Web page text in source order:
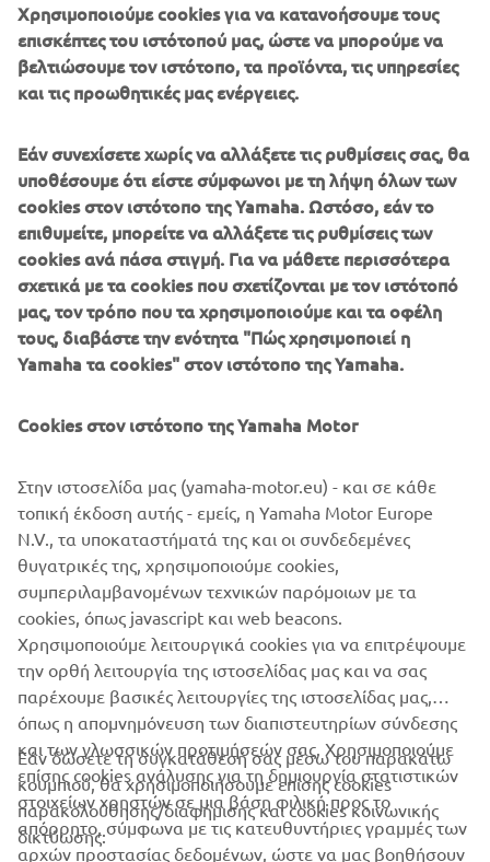
αποστάσεων, τα οποία είναι εμπνευσμένα από την
αληθινή εξερεύνηση. Κατασκευασμένα από αλουμίνιο
για αντοχή, αποδοτικότητα του βάρους και
ανθεκτικότητα, αυτά τα σκάφη έχουν σχεδιαστεί για να
συμβατικού χάρτη. Ο σχεδιασμός τους συνδυάζει την
στιβαρή συμπεριφορά στη θάλασσα με μια εκπληκτικά
φιλόξενη άνεση στο εσωτερικό. Απευθυνόμενα σε
λάτρεις της περιπέτειας, ζευγάρια που απολαμβάνουν το
σκάφος τους και ταξιδιώτες μεγάλων αποστάσεων, τα
γιοτ της Marco Polo εστιάζουν στην αντοχή και την
αυτονομία, καθώς και στις έξυπνες διατάξεις που έχουν
σχεδιαστεί για εβδομάδες ή μήνες στη θάλασσα. Είτε
πρόκειται για απομακρυσμένα αρχιπελάγη είτε για τη
συνδυασμό δυνατοτήτων, ασφάλειας και διακριτικού
ΕΠΊΣΗΜΟΣ ΙΣΤΌΤΟΠΟΣ MARCO POLO
ΕΤΑΙΡΕΊΑ
Χρησιμοποιούμε cookies για να κατανοήσουμε τους
επισκέπτες του ιστότοπού μας, ώστε να μπορούμε να
βελτιώσουμε τον ιστότοπο, τα προϊόντα, τις υπηρεσίες
και τις προωθητικές μας ενέργειες.
Εάν συνεχίσετε χωρίς να αλλάξετε τις ρυθμίσεις σας, θα
υποθέσουμε ότι είστε σύμφωνοι με τη λήψη όλων των
cookies στον ιστότοπο της Yamaha. Ωστόσο, εάν το
επιθυμείτε, μπορείτε να αλλάξετε τις ρυθμίσεις των
cookies ανά πάσα στιγμή. Για να μάθετε περισσότερα
σχετικά με τα cookies που σχετίζονται με τον ιστότοπό
μας, τον τρόπο που τα χρησιμοποιούμε και τα οφέλη
τους, διαβάστε την ενότητα "Πώς χρησιμοποιεί η
Yamaha τα cookies" στον ιστότοπο της Yamaha.
Cookies στον ιστότοπο της Yamaha Motor
Στην ιστοσελίδα μας (yamaha-motor.eu) - και σε κάθε
τοπική έκδοση αυτής - εμείς, η Yamaha Motor Europe
N.V., τα υποκαταστήματά της και οι συνδεδεμένες
θυγατρικές της, χρησιμοποιούμε cookies,
συμπεριλαμβανομένων τεχνικών παρόμοιων με τα
cookies, όπως javascript και web beacons.
Χρησιμοποιούμε λειτουργικά cookies για να επιτρέψουμε
την ορθή λειτουργία της ιστοσελίδας μας και να σας
παρέχουμε βασικές λειτουργίες της ιστοσελίδας μας,
όπως η απομνημόνευση των διαπιστευτηρίων σύνδεσης
και των γλωσσικών προτιμήσεών σας. Χρησιμοποιούμε
επίσης cookies ανάλυσης για τη δημιουργία στατιστικών
στοιχείων χρηστών σε μια βάση φιλική προς το
απόρρητο, σύμφωνα με τις κατευθυντήριες γραμμές των
αρχών προστασίας δεδομένων, ώστε να μας βοηθήσουν
Εάν δώσετε τη συγκατάθεσή σας μέσω του παρακάτω
κουμπιού, θα χρησιμοποιήσουμε επίσης cookies
παρακολούθησης/διαφήμισης και cookies κοινωνικής
δικτύωσης: